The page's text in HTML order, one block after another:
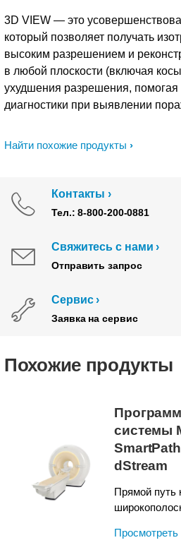
Найти похожие продукты
3D VIEW — это
который позволяет получать
высоким разрешением и
в любой плоскости (включая
ухудшения разрешения, помогая
диагностики при выявлении
Контакты
Тел.: 8-800-200-0881
Свяжитесь с нами
Отправить запрос
Сервис
Заявка на сервис
Похожие продукты
системы
dStream
Прямой путь
dStream
Просмотреть